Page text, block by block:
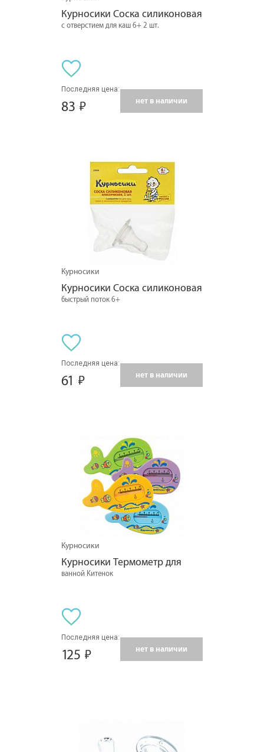
Курносики Соска силиконовая
с отверстием для каш 6+ 2 шт.
Последняя цена:
83 нет в наличии
Курносики
Курносики Соска силиконовая
быстрый поток 6+
Последняя цена:
61 нет в наличии
Курносики
Курносики Термометр для
ванной Китенок
Последняя цена:
125 нет в наличии